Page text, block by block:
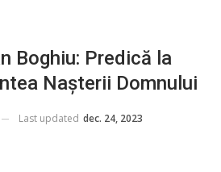
Boghiu: Predică la
Naşterii Domnului
Last updated dec. 24, 2023